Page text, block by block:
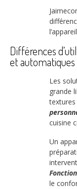
Différences
et automatiques
Les
grande
textures
cuisine
Un
le